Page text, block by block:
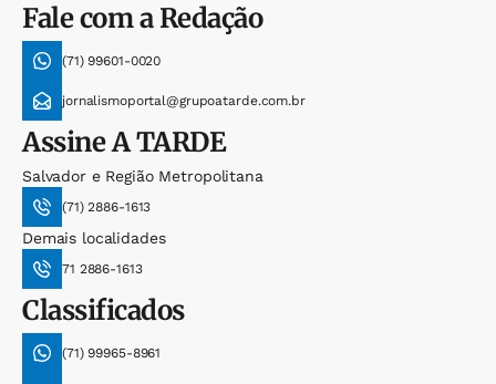
Fale com a Redação
(71) 99601-0020
jornalismoportal@grupoatarde.com.br
AssineA TARDE
Salvador e Região Metropolitana
(71) 2886-1613
Demais localidades
71 2886-1613
Classificados
(71) 99965-8961